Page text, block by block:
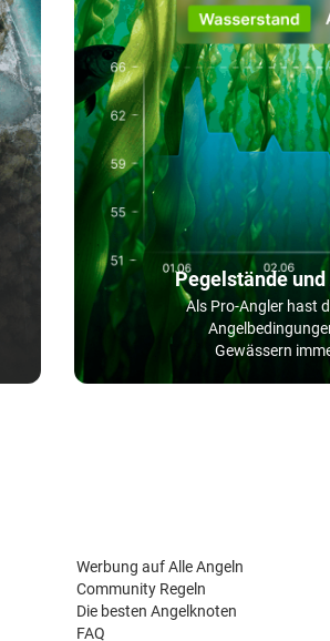
Pegelstände
Als Pro-Angler hast
Gewässern
Werbung auf Alle Angeln
Community Regeln
Die besten Angelknoten
FAQ